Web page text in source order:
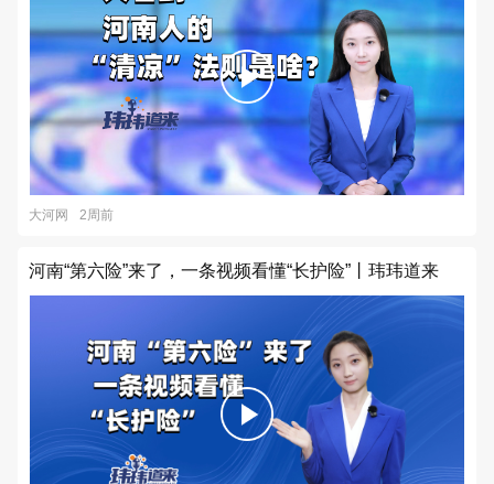
大河网 2周前
河南“第六险”来了，一条视频看懂“长护险”丨玮玮道来